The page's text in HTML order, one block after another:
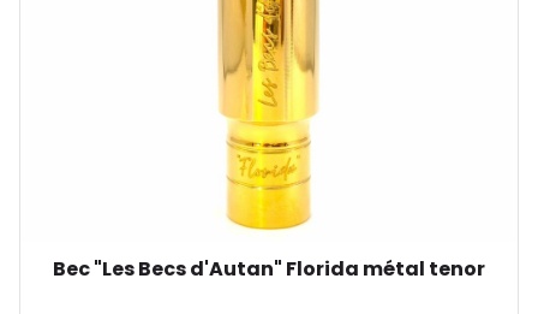
Bec "Les Becs d'Autan" Florida métal tenor